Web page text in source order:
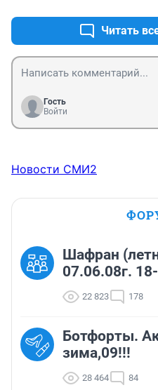
Читать
Гость
Войти
Новости СМИ2
Шафран
07.06.08г.
22 823 178
Ботфорты.
зима,09!!!
28 464 84